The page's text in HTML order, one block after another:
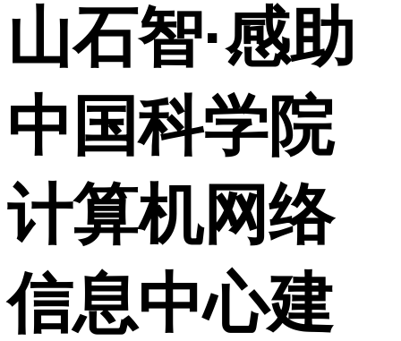
山石智·感助
中国科学院
计算机网络
信息中心建